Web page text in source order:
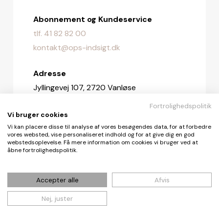
Abonnement og Kundeservice
tlf. 41 82 82 00
kontakt@ops-indsigt.dk
Adresse
Jyllingevej 107, 2720 Vanløse
Redaktionen
redaktionen@ops-indsigt.dk
© De Fire Vinde ApS 2026
Fortrolighedspolitik
Vi bruger cookies
Vi kan placere disse til analyse af vores besøgendes data, for at forbedre
vores websted, vise personaliseret indhold og for at give dig en god
webstedsoplevelse. Få mere information om cookies vi bruger ved at
åbne fortrolighedspolitik.
Accepter alle Afvis
Nej, juster